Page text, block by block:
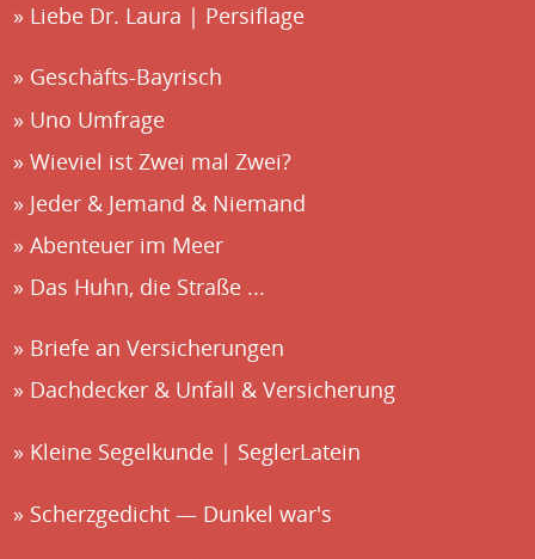
Liebe Dr. Laura | Persiflage
Geschäfts-Bayrisch
Uno Umfrage
Wieviel ist Zwei mal Zwei?
Jeder & Jemand & Niemand
Abenteuer im Meer
Das Huhn, die Straße ...
Briefe an Versicherungen
Dachdecker & Unfall & Versicherung
Kleine Segelkunde | SeglerLatein
Scherzgedicht — Dunkel war's